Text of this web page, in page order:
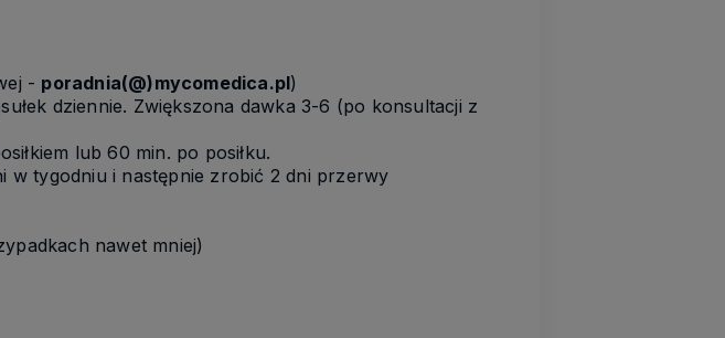
- poradnia(@)mycomedica.pl)
dziennie. Zwiększona dawka 3-6 (po konsultacji z
lub 60 min. po posiłku.
w tygodniu i następnie zrobić 2 dni przerwy
nawet mniej)